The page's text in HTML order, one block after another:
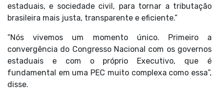
estaduais, e sociedade civil, para tornar a tributação
brasileira mais justa, transparente e eficiente.”
“Nós vivemos um momento único. Primeiro a
convergência do Congresso Nacional com os governos
estaduais e com o próprio Executivo, que é
fundamental em uma PEC muito complexa como essa”,
disse.